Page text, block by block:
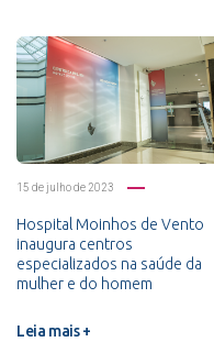
15 de julho de 2023
Hospital Moinhos de Vento
inaugura centros
especializados na saúde da
mulher e do homem
Leia mais +